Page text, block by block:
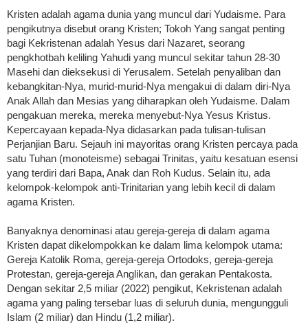
Kristen adalah agama dunia yang muncul dari Yudaisme. Para
pengikutnya disebut orang Kristen; Tokoh Yang sangat penting
bagi Kekristenan adalah Yesus dari Nazaret, seorang
pengkhotbah keliling Yahudi yang muncul sekitar tahun 28-30
Masehi dan dieksekusi di Yerusalem. Setelah penyaliban dan
kebangkitan-Nya, murid-murid-Nya mengakui di dalam diri-Nya
Anak Allah dan Mesias yang diharapkan oleh Yudaisme. Dalam
pengakuan mereka, mereka menyebut-Nya Yesus Kristus.
Kepercayaan kepada-Nya didasarkan pada tulisan-tulisan
Perjanjian Baru. Sejauh ini mayoritas orang Kristen percaya pada
satu Tuhan (monoteisme) sebagai Trinitas, yaitu kesatuan esensi
yang terdiri dari Bapa, Anak dan Roh Kudus. Selain itu, ada
kelompok-kelompok anti-Trinitarian yang lebih kecil di dalam
agama Kristen.
Banyaknya denominasi atau gereja-gereja di dalam agama
Kristen dapat dikelompokkan ke dalam lima kelompok utama:
Gereja Katolik Roma, gereja-gereja Ortodoks, gereja-gereja
Protestan, gereja-gereja Anglikan, dan gerakan Pentakosta.
Dengan sekitar 2,5 miliar (2022) pengikut, Kekristenan adalah
agama yang paling tersebar luas di seluruh dunia, mengungguli
Islam (2 miliar) dan Hindu (1,2 miliar).